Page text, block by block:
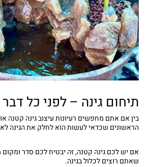
תיחום גינה – לפני כל
בין אם אתם מחפשים רעיונות עיצוב גינה קטנה
הראשונים שכדאי לעשות הוא לחלק את הגינה
אם יש לכם גינה קטנה, זה יבטיח לכם סדר
שאתם רוצים לכלול בגינה.